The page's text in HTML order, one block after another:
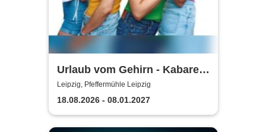
Urlaub vom Gehirn - Kabarett
Leipziger Pfeffermühle
Leipzig, Pfeffermühle Leipzig
18.08.2026 - 08.01.2027